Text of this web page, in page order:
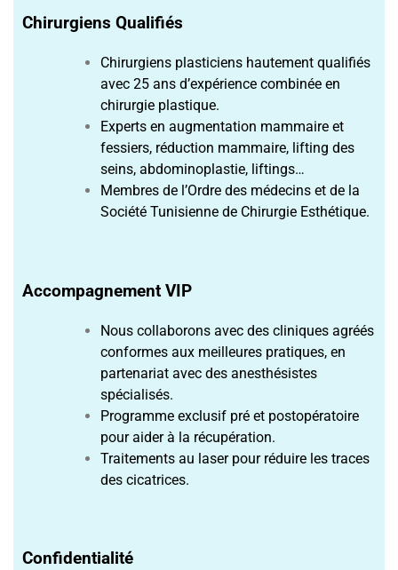
Chirurgiens Qualifiés
Chirurgiens plasticiens hautement qualifiés
avec 25 ans d’expérience combinée en
chirurgie plastique.
Experts en augmentation mammaire et
fessiers, réduction mammaire, lifting des
seins, abdominoplastie, liftings…
Membres de l’Ordre des médecins et de la
Société Tunisienne de Chirurgie Esthétique.
Accompagnement VIP
Nous collaborons avec des cliniques agréés
conformes aux meilleures pratiques, en
partenariat avec des anesthésistes
spécialisés.
Programme exclusif pré et postopératoire
pour aider à la récupération.
Traitements au laser pour réduire les traces
des cicatrices.
Confidentialité